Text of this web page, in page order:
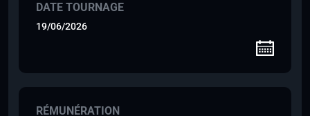
DATE TOURNAGE
19/06/2026
RÉMUNÉRATION